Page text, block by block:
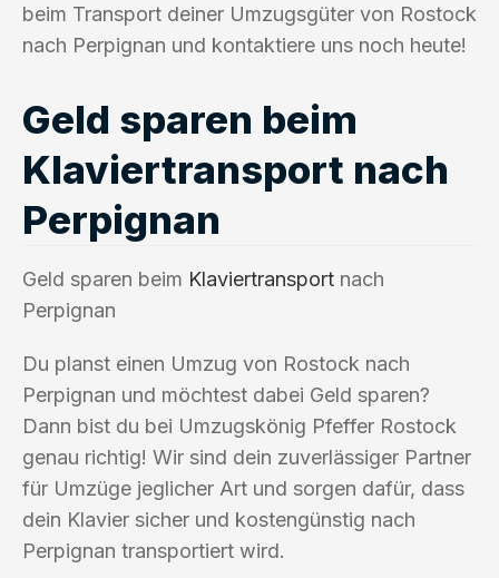
beim Transport deiner Umzugsgüter von Rostock
nach Perpignan und kontaktiere uns noch heute!
Geld sparen beim
Klaviertransport nach
Perpignan
Geld sparen beim Klaviertransport nach
Perpignan
Du planst einen Umzug von Rostock nach
Perpignan und möchtest dabei Geld sparen?
Dann bist du bei Umzugskönig Pfeffer Rostock
genau richtig! Wir sind dein zuverlässiger Partner
für Umzüge jeglicher Art und sorgen dafür, dass
dein Klavier sicher und kostengünstig nach
Perpignan transportiert wird.